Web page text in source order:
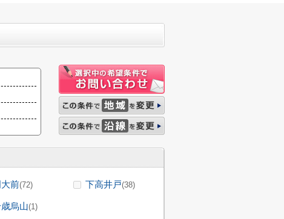
前(72) 下高井戸(38)
烏山(1)